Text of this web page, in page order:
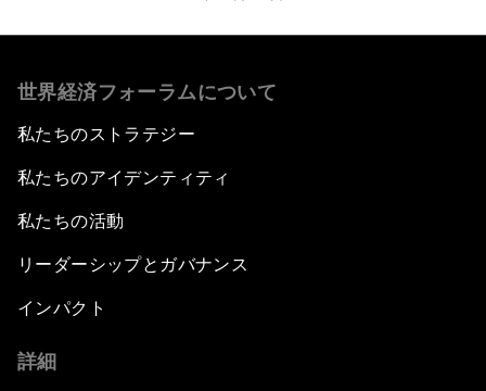
世界経済フォーラムについて
私たちのストラテジー
私たちのアイデンティティ
私たちの活動
リーダーシップとガバナンス
インパクト
詳細